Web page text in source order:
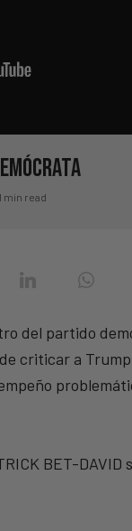
1 min read
del partido
criticar a
BET-